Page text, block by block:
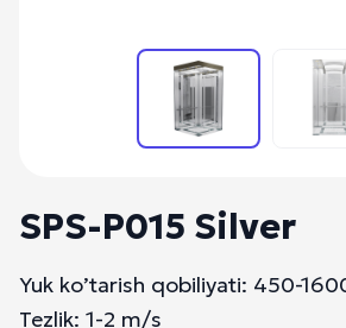
SPS-P015 Silver
Yuk ko’tarish qobiliyati: 450-
Tezlik: 1-2 m/s